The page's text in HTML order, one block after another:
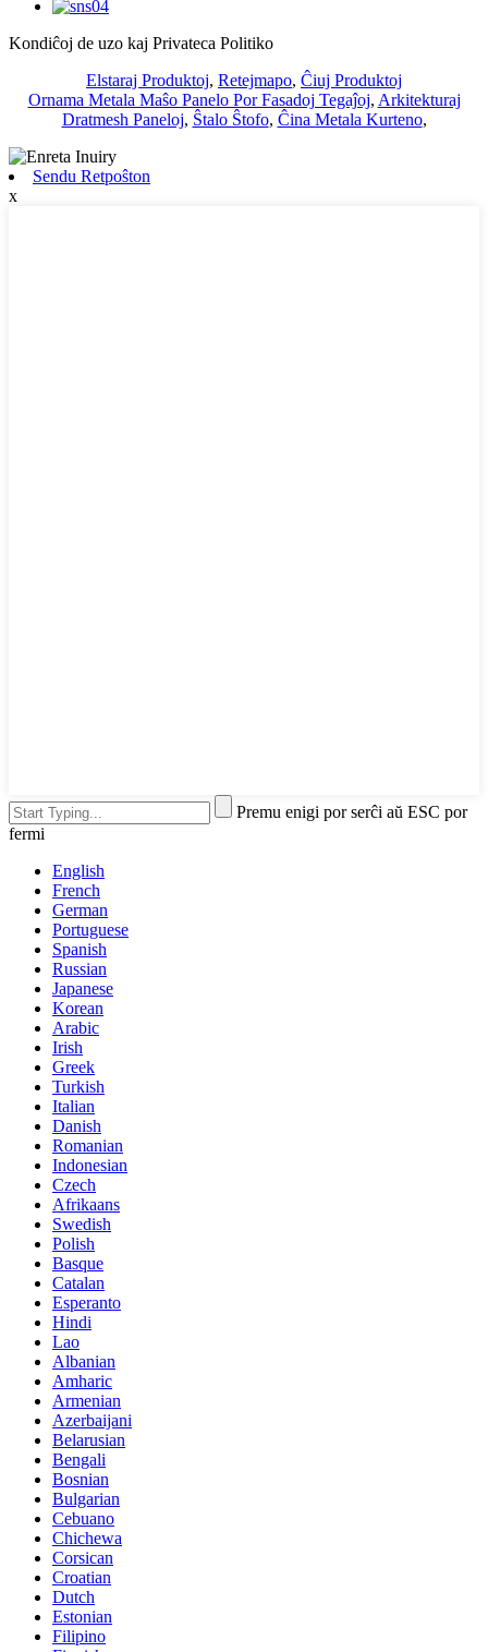
Kondiĉoj de uzo kaj Privateca Politiko
Elstaraj Produktoj, Retejmapo, Ĉiuj Produktoj
Ornama Metala Maŝo Panelo Por Fasadoj Tegaĵoj, Arkitekturaj
Dratmesh Paneloj, Ŝtalo Ŝtofo, Ĉina Metala Kurteno,
Sendu Retpoŝton
x
Premu enigi por serĉi aŭ ESC por
fermi
English
French
German
Portuguese
Spanish
Russian
Japanese
Korean
Arabic
Irish
Greek
Turkish
Italian
Danish
Romanian
Indonesian
Czech
Afrikaans
Swedish
Polish
Basque
Catalan
Esperanto
Hindi
Lao
Albanian
Amharic
Armenian
Azerbaijani
Belarusian
Bengali
Bosnian
Bulgarian
Cebuano
Chichewa
Corsican
Croatian
Dutch
Estonian
Filipino